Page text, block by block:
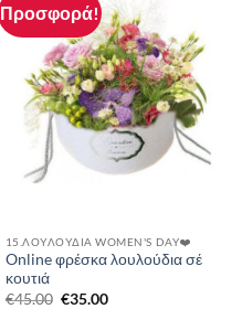
Προσφορά!
15.ΛΟΥΛΟΎΔΙΑ WOMEN'S DAY❤️
Online φρέσκα λουλούδια σέ
κουτιά
€45.00 Original
€35.00Η